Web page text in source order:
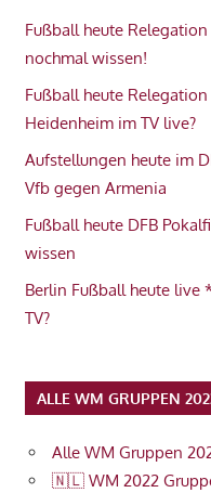
Fußball heute
nochmal wissen!
Fußball heute
Heidenheim im TV live?
Aufstellungen heute im
Vfb gegen Armenia
Fußball heute DFB
wissen
Berlin Fußball heute live
TV?
ALLE WM GRUPPEN
Alle WM Gruppen
🇳🇱 WM 2022